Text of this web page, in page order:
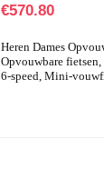
€570.80
Heren Dames
Opvouwbare
6-speed, Mini-